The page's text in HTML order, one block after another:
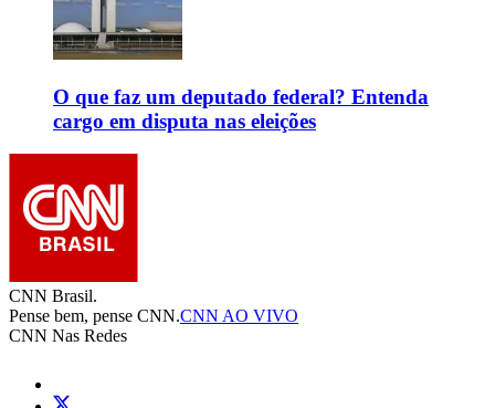
O que faz um deputado federal? Entenda
cargo em disputa nas eleições
CNN Brasil.
Pense bem, pense CNN.CNN AO VIVO
CNN Nas Redes